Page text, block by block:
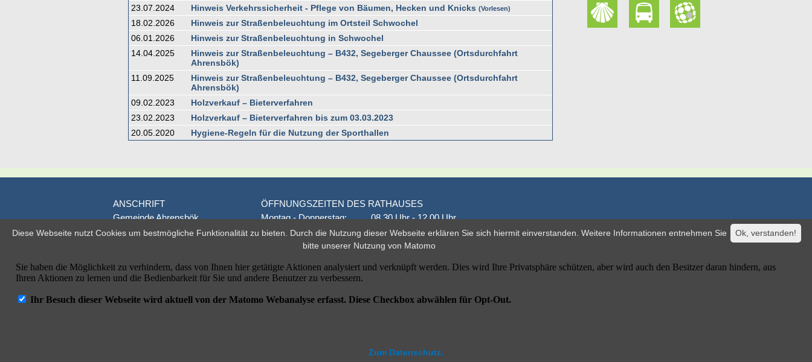
23.07.2024
Hinweis Verkehrssicherheit - Pflege von Bäumen, Hecken und Knicks Vorlesen
18.02.2026
Hinweis zur Straßenbeleuchtung im Ortsteil Schwochel
06.01.2026
Hinweis zur Straßenbeleuchtung in Schwochel
14.04.2025
Hinweis zur Straßenbeleuchtung – B432, Segeberger Chaussee (Ortsdurchfahrt
Ahrensbök)
11.09.2025
Hinweis zur Straßenbeleuchtung – B432, Segeberger Chaussee (Ortsdurchfahrt
Ahrensbök)
09.02.2023
Holzverkauf – Bieterverfahren
23.02.2023
Holzverkauf – Bieterverfahren bis zum 03.03.2023
20.05.2020
Hygiene-Regeln für die Nutzung der Sporthallen
ANSCHRIFT
Gemeinde Ahrensbök
Poststraße 1
Telefon: 04525/495-0
Telefax: 04525/495-100
E-Mail: info@ahrensboek.de
ÖFFNUNGSZEITEN DES RATHAUSES
Montag - Donnerstag:
08.30 Uhr - 12.00 Uhr
Donnerstag auch:
14.00 Uhr - 18.00 Uhr
jeden 1. und 3. Montag
16.00 Uhr - 18.00 Uhr
oder nach Vereinbarung
Ok, verstanden!
Diese Webseite nutzt Cookies um bestmögliche Funktionalität zu bieten. Durch die Nutzung dieser Webseite erklären Sie sich hiermit einverstanden. Weitere Informationen entnehmen Sie
bitte unserer Nutzung von Matomo
Zum Datenschutz.